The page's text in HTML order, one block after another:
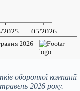
оборонної компанії
2026 року.